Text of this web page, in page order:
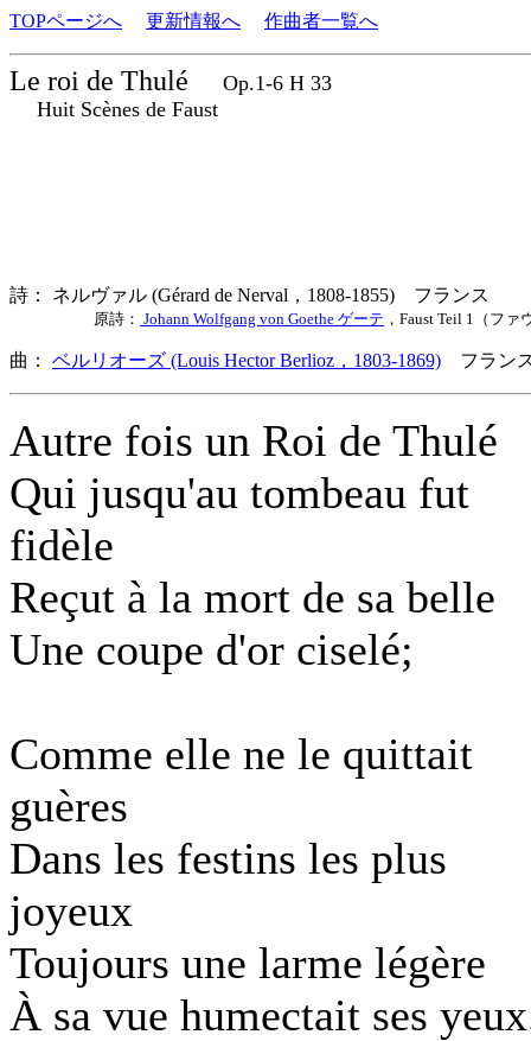
TOPページへ 更新情報へ 作曲者一覧へ
Le roi de Thulé
Op.1-6 H 33
Huit Scènes de Faust
詩： ネルヴァル (Gérard de Nerval，1808-1855) フランス
原詩： Johann Wolfgang von Goethe ゲーテ ，Faust Teil 1（フ
曲： ベルリオーズ (Louis Hector Berlioz，1803-1869) フラン
Autre fois un Roi de Thulé
Qui jusqu'au tombeau fut
fidèle
Reçut à la mort de sa belle
Une coupe d'or ciselé;
Comme elle ne le quittait
guères
Dans les festins les plus
joyeux
Toujours une larme légère
À sa vue humectait ses